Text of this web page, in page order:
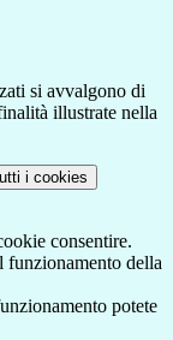
si avvalgono di
illustrate nella
i cookies
consentire.
funzionamento della
potete